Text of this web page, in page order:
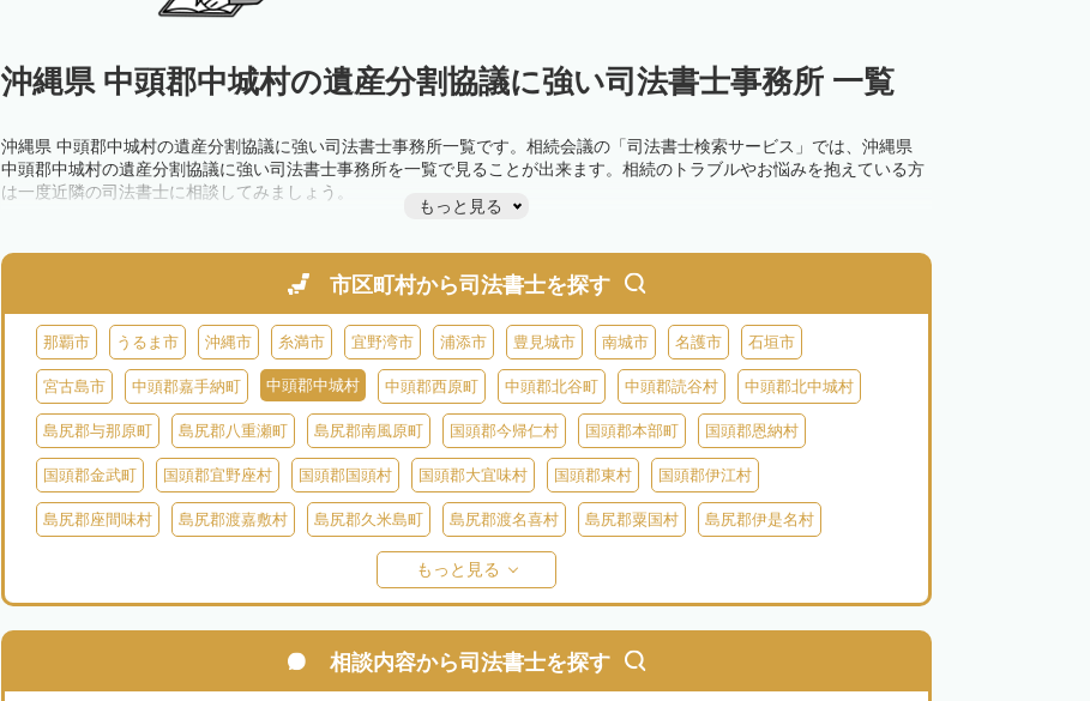
沖縄県 中頭郡中城村の遺産分割協議に強い司法書士事務所 一覧
沖縄県 中頭郡中城村の遺産分割協議に強い司法書士事務所一覧です。相続会議の「司法書士検索サービス」では、沖縄県
中頭郡中城村の遺産分割協議に強い司法書士事務所を一覧で見ることが出来ます。相続のトラブルやお悩みを抱えている方
は一度近隣の司法書士に相談してみましょう。
もっと見る
市区町村から司法書士を探す
那覇市 うるま市 沖縄市 糸満市 宜野湾市 浦添市 豊見城市 南城市 名護市 石垣市
宮古島市 中頭郡嘉手納町 中頭郡中城村 中頭郡西原町 中頭郡北谷町 中頭郡読谷村 中頭郡北中城村
島尻郡与那原町 島尻郡八重瀬町 島尻郡南風原町 国頭郡今帰仁村 国頭郡本部町 国頭郡恩納村
国頭郡金武町 国頭郡宜野座村 国頭郡国頭村 国頭郡大宜味村 国頭郡東村 国頭郡伊江村
島尻郡座間味村 島尻郡渡嘉敷村 島尻郡久米島町 島尻郡渡名喜村 島尻郡粟国村 島尻郡伊是名村
島尻郡北大東村 宮古郡多良間村
もっと見る
相談内容から司法書士を探す